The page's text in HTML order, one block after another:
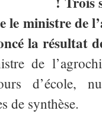
le ministre de
la résultat
de
d’école,
de synthèse.